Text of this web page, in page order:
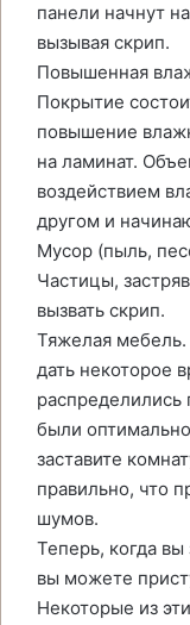
панели начнут
вызывая скрип.
Повышенная
Покрытие
повышение
на ламинат.
воздействием
другом и
Мусор (пыль,
Частицы,
вызвать скрип.
Тяжелая мебель.
дать некоторое
были
заставите
правильно, что
шумов.
Теперь, когда
вы можете
Некоторые из